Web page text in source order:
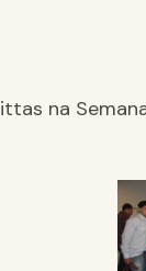
na